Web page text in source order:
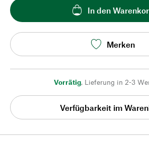
In den
Merken
Vorrätig, Lieferung in 2-3
Verfügbarkeit im